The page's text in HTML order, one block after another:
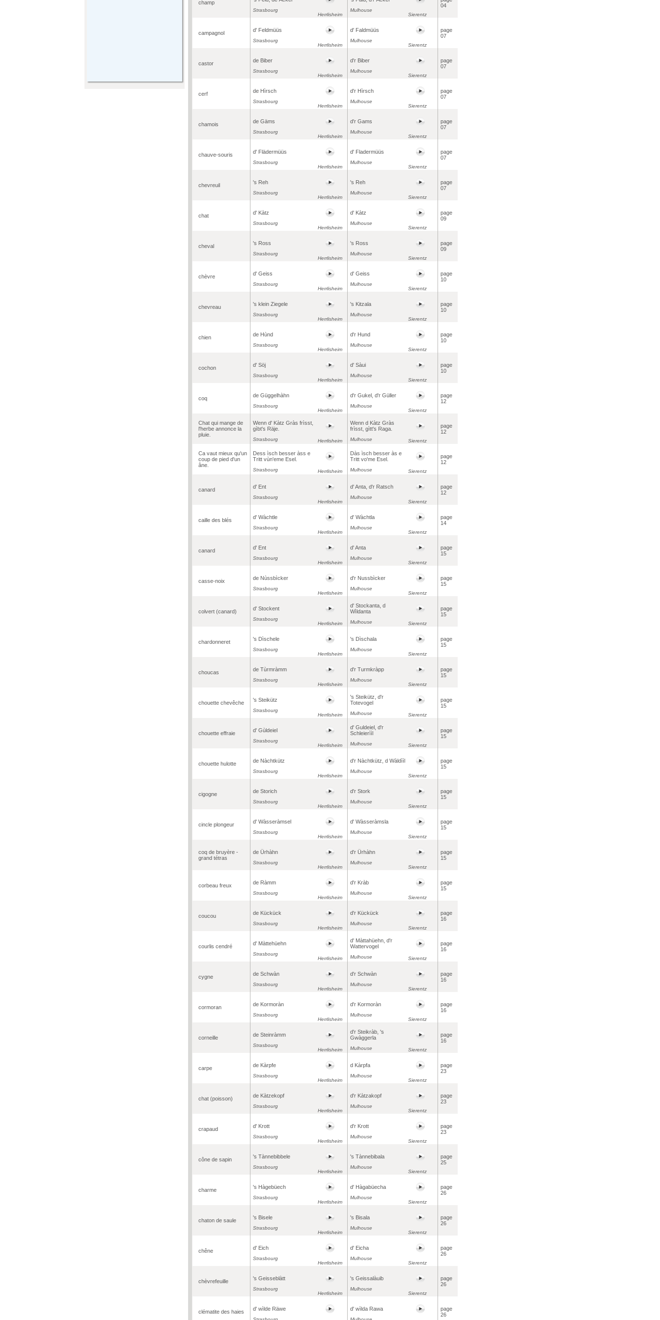
champ
Strasbourg
Herrlisheim
Mulhouse
Sierentz
04
campagnol d' Feldmüüs
Strasbourg
Herrlisheim
d' Faldmüüs
Mulhouse
Sierentz
page
07
castor de Biber
Strasbourg
Herrlisheim
d'r Biber
Mulhouse
Sierentz
page
07
cerf de Hìrsch
Strasbourg
Herrlisheim
d'r Hìrsch
Mulhouse
Sierentz
page
07
chamois de Gäms
Strasbourg
Herrlisheim
d'r Gams
Mulhouse
Sierentz
page
07
chauve-souris d' Flädermüüs
Strasbourg
Herrlisheim
d' Fladermüüs
Mulhouse
Sierentz
page
07
chevreuil 's Reh
Strasbourg
Herrlisheim
's Reh
Mulhouse
Sierentz
page
07
chat d' Kàtz
Strasbourg
Herrlisheim
d' Kàtz
Mulhouse
Sierentz
page
09
cheval 's Ross
Strasbourg
Herrlisheim
's Ross
Mulhouse
Sierentz
page
09
chèvre d' Geiss
Strasbourg
Herrlisheim
d' Geiss
Mulhouse
Sierentz
page
10
chevreau 's klein Ziegele
Strasbourg
Herrlisheim
's Kitzala
Mulhouse
Sierentz
page
10
chien de Hùnd
Strasbourg
Herrlisheim
d'r Hund
Mulhouse
Sierentz
page
10
cochon d' Söj
Strasbourg
Herrlisheim
d' Sàui
Mulhouse
Sierentz
page
10
coq de Güggelhàhn
Strasbourg
Herrlisheim
d'r Gukel, d'r Güller
Mulhouse
Sierentz
page
12
Chat qui mange de
l'herbe annonce la
pluie.
Wenn d' Kàtz Gràs frìsst,
gìbt's Räje.
Strasbourg Herrlisheim
Wenn d Kàtz Gràs
frìsst, gìtt's Raga.
Mulhouse Sierentz
page
12
Ca vaut mieux qu'un
coup de pied d'un
âne.
Dess ìsch besser àss e
Tritt vùn'eme Esel.
Strasbourg Herrlisheim
Dàs ìsch besser às e
Tritt vo'me Esel.
Mulhouse Sierentz
page
12
canard d' Ent
Strasbourg
Herrlisheim
d' Anta, d'r Ratsch
Mulhouse
Sierentz
page
12
caille des blés d' Wàchtle
Strasbourg
Herrlisheim
d' Wàchtla
Mulhouse
Sierentz
page
14
canard d' Ent
Strasbourg
Herrlisheim
d' Anta
Mulhouse
Sierentz
page
15
casse-noix de Nùssbìcker
Strasbourg
Herrlisheim
d'r Nussbìcker
Mulhouse
Sierentz
page
15
colvert (canard) d' Stockent
Strasbourg
Herrlisheim
d' Stockanta, d
Wìldanta
Mulhouse Sierentz
page
15
chardonneret 's Dìschele
Strasbourg
Herrlisheim
's Dìschala
Mulhouse
Sierentz
page
15
choucas de Tùrmràmm
Strasbourg
Herrlisheim
d'r Turmkràpp
Mulhouse
Sierentz
page
15
chouette chevêche 's Steikütz
Strasbourg
Herrlisheim
's Steikütz, d'r
Totevogel
Mulhouse Sierentz
page
15
chouette effraie d' Gùldeiel
Strasbourg
Herrlisheim
d' Guldeiel, d'r
Schleierììl
Mulhouse Sierentz
page
15
chouette hulotte de Nàchtkütz
Strasbourg
Herrlisheim
d'r Nàchtkütz, d Wàldììl
Mulhouse
Sierentz
page
15
cigogne de Storich
Strasbourg
Herrlisheim
d'r Stork
Mulhouse
Sierentz
page
15
cincle plongeur d' Wàsseràmsel
Strasbourg
Herrlisheim
d' Wàsseràmsla
Mulhouse
Sierentz
page
15
coq de bruyère -
grand tétras
de Ürhàhn
Strasbourg
Herrlisheim
d'r Ürhàhn
Mulhouse
Sierentz
page
15
corbeau freux de Ràmm
Strasbourg
Herrlisheim
d'r Kràb
Mulhouse
Sierentz
page
15
coucou de Kückück
Strasbourg
Herrlisheim
d'r Kückück
Mulhouse
Sierentz
page
16
courlis cendré d' Màttehüehn
Strasbourg
Herrlisheim
d' Màttahüehn, d'r
Wattervogel
Mulhouse Sierentz
page
16
cygne de Schwàn
Strasbourg
Herrlisheim
d'r Schwàn
Mulhouse
Sierentz
page
16
cormoran de Kormoràn
Strasbourg
Herrlisheim
d'r Kormoràn
Mulhouse
Sierentz
page
16
corneille de Steinràmm
Strasbourg
Herrlisheim
d'r Steikràb, 's
Gwàggerla
Mulhouse Sierentz
page
16
carpe de Kàrpfe
Strasbourg
Herrlisheim
d Kàrpfa
Mulhouse
Sierentz
page
23
chat (poisson) de Kàtzekopf
Strasbourg
Herrlisheim
d'r Kàtzakopf
Mulhouse
Sierentz
page
23
crapaud d' Krott
Strasbourg
Herrlisheim
d'r Krott
Mulhouse
Sierentz
page
23
cône de sapin 's Tànnebibbele
Strasbourg
Herrlisheim
's Tànnebibala
Mulhouse
Sierentz
page
25
charme 's Hàgebüech
Strasbourg
Herrlisheim
d' Hàgabüecha
Mulhouse
Sierentz
page
26
chaton de saule 's Bisele
Strasbourg
Herrlisheim
's Bisala
Mulhouse
Sierentz
page
26
chêne d' Eich
Strasbourg
Herrlisheim
d' Eicha
Mulhouse
Sierentz
page
26
chèvrefeuille 's Geisseblàtt
Strasbourg
Herrlisheim
's Geissalàuib
Mulhouse
Sierentz
page
26
clématite des haies d' wìlde Räwe d' wìlda Rawa
page
26